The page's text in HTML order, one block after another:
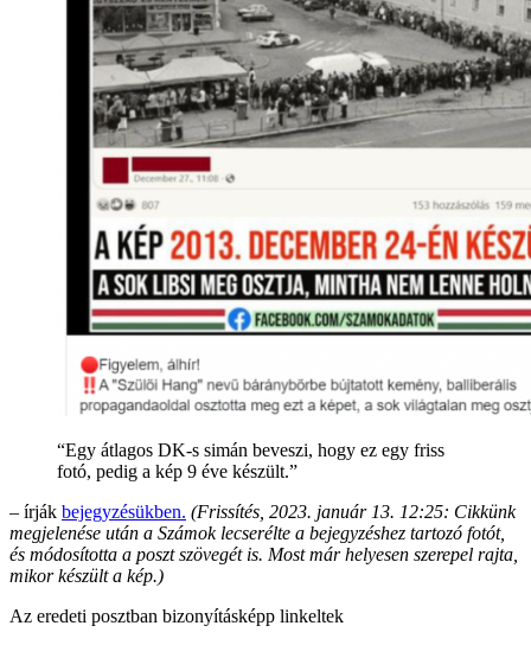
“Egy átlagos DK-s simán beveszi, hogy ez egy friss
fotó, pedig a kép 9 éve készült.”
– írják bejegyzésükben. (Frissítés, 2023. január 13. 12:25: Cikkünk
megjelenése után a Számok lecserélte a bejegyzéshez tartozó fotót,
és módosította a poszt szövegét is. Most már helyesen szerepel rajta,
mikor készült a kép.)
Az eredeti posztban bizonyításképp linkeltek